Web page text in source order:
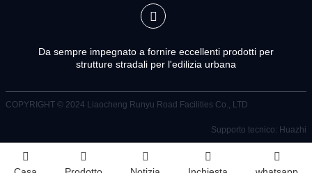
Da sempre impegnato a fornire eccellenti prodotti per
strutture stradali per l'edilizia urbana
COPYRIGHT © 2024 Liaocheng Runyu Road Facilities Co., LTD
Supporto tecnico: Huazhi